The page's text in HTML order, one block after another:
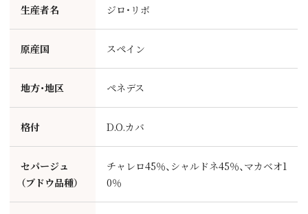
生産者名 ジロ・リボ
原産国 スペイン
地方・地区 ペネデス
格付 D.O.カバ
セパージュ
（ブドウ品種）
チャレロ45％、シャルドネ45％、マカベオ1
0％